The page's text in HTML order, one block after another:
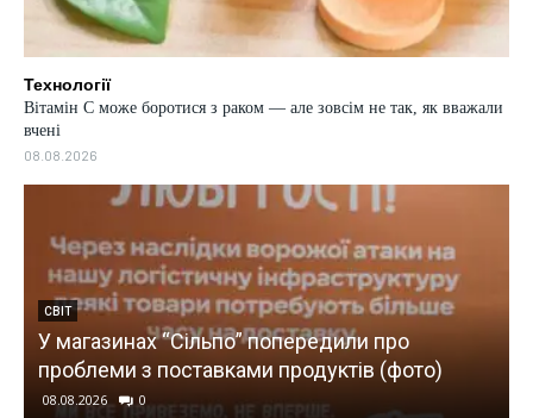
Технології
Вітамін C може боротися з раком — але зовсім не так, як вважали
вчені
08.08.2026
ЕКОНОМІКА
США ударили санкціями по “тіньовій
банківській системі” Ірану
08.08.2026